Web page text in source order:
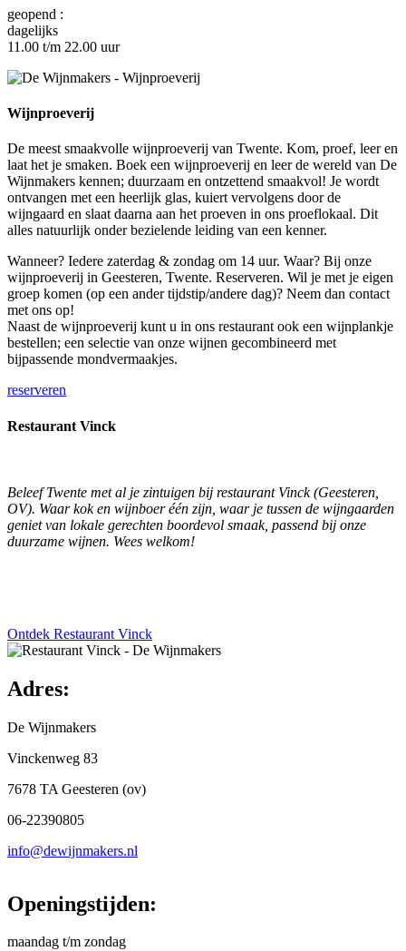
geopend :
dagelijks
11.00 t/m 22.00 uur
Wijnproeverij
De meest smaakvolle wijnproeverij van Twente. Kom, proef, leer en
laat het je smaken. Boek een wijnproeverij en leer de wereld van De
Wijnmakers kennen; duurzaam en ontzettend smaakvol! Je wordt
ontvangen met een heerlijk glas, kuiert vervolgens door de
wijngaard en slaat daarna aan het proeven in ons proeflokaal. Dit
alles natuurlijk onder bezielende leiding van een kenner.
Wanneer? Iedere zaterdag & zondag om 14 uur. Waar? Bij onze
wijnproeverij in Geesteren, Twente. Reserveren. Wil je met je eigen
groep komen (op een ander tijdstip/andere dag)? Neem dan contact
met ons op!
Naast de wijnproeverij kunt u in ons restaurant ook een wijnplankje
bestellen; een selectie van onze wijnen gecombineerd met
bijpassende mondvermaakjes.
reserveren
Restaurant Vinck
Beleef Twente met al je zintuigen bij restaurant Vinck (Geesteren,
OV). Waar kok en wijnboer één zijn, waar je tussen de wijngaarden
geniet van lokale gerechten boordevol smaak, passend bij onze
duurzame wijnen. Wees welkom!
Ontdek Restaurant Vinck
Adres:
De Wijnmakers
Vinckenweg 83
7678 TA Geesteren (ov)
06-22390805
info@dewijnmakers.nl
Openingstijden:
maandag t/m zondag